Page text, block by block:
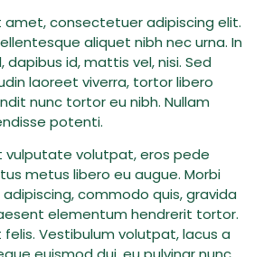
amet, consectetuer adipiscing elit.
aliquet nibh nec urna. In
dapibus id, mattis vel, nisi. Sed
laoreet viverra, tortor libero
nunc tortor eu nibh. Nullam
potenti.
vulputate volutpat, eros pede
metus libero eu augue. Morbi
commodo quis, gravida
elementum hendrerit tortor.
Vestibulum volutpat, lacus a